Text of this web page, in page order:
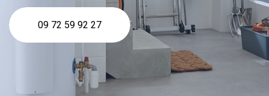
09 72 59 92 27